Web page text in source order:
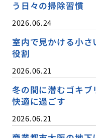
う日々の掃除習慣
2026.06.24
室内で見かける小
役割
2026.06.21
冬の間に潜むゴキ
快適に過ごす
2026.06.21